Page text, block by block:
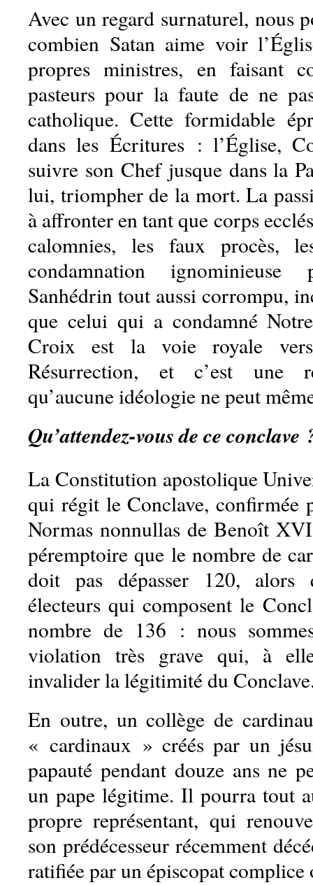
Avec un regard surnaturel, nous
combien Satan aime voir
propres ministres, en faisant
pasteurs pour la faute de ne
catholique. Cette formidable
dans les Écritures : l’Église,
suivre son Chef jusque dans la
lui, triompher de la mort. La
à affronter en tant que corps
calomnies, les faux procès,
condamnation
Sanhédrin tout aussi corrompu,
que celui qui a condamné
Croix est la voie royale
Résurrection, et c’est une
qu’aucune idéologie ne peut
Qu’attendez-vous de ce conclave
La Constitution apostolique
qui régit le Conclave, confirmée
Normas nonnullas de Benoît
péremptoire que le nombre de
doit pas dépasser 120, alors
électeurs qui composent le
nombre de 136 : nous
violation très grave qui, à
invalider la légitimité du
En outre, un collège de
« cardinaux » créés par un
papauté pendant douze ans ne
un pape légitime. Il pourra tout
propre représentant, qui
son prédécesseur récemment
ratifiée par un épiscopat complice